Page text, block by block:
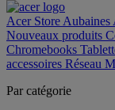
Acer Store Aubaines
Nouveaux produits
Chromebooks
accessoires Réseau
Par catégorie